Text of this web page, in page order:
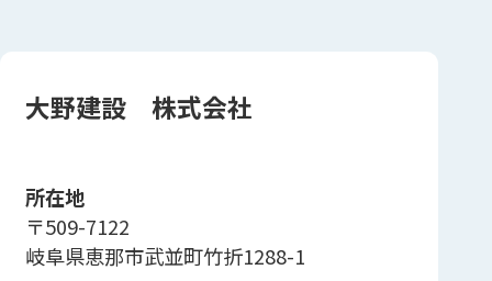
大野建設 株式会社
所在地
〒509-7122
岐阜県恵那市武並町竹折1288-1